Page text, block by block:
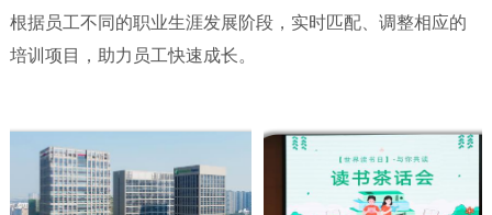
根据员工不同的职业生涯发展阶段，实时匹配、调整相应的
培训项目，助力员工快速成长。
公司环境
新城中盈盛达大厦等办公地，现代化CBD办公环境，配套公寓、停
文化活动
、创意女神节、浪漫七夕节、员工生日会、中秋游园会等各类兴趣社